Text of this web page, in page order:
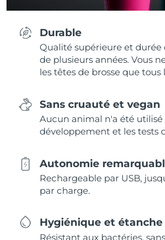
Durable
Qualité supérieure et
de plusieurs années. Vous
les têtes de brosse que tous
Sans cruauté et vegan
Aucun animal n'a été utilisé
développement et les tests
Autonomie
Rechargeable par USB,
par charge.
Hygiénique et étanche
Résistant aux bactéries,